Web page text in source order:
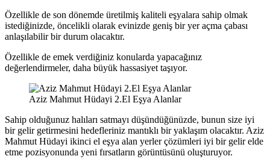
Özellikle de son dönemde üretilmiş kaliteli eşyalara sahip olmak
istediğinizde, öncelikli olarak evinizde geniş bir yer açma çabası
anlaşılabilir bir durum olacaktır.
Özellikle de emek verdiğiniz konularda yapacağınız
değerlendirmeler, daha büyük hassasiyet taşıyor.
Aziz Mahmut Hüdayi 2.El Eşya Alanlar
Sahip olduğunuz halıları satmayı düşündüğünüzde, bunun size iyi
bir gelir getirmesini hedefleriniz mantıklı bir yaklaşım olacaktır. Aziz
Mahmut Hüdayi ikinci el eşya alan yerler çözümleri iyi bir gelir elde
etme pozisyonunda yeni fırsatların görüntüsünü oluşturuyor.